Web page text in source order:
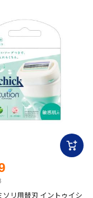
ソリ用替刃 イントゥイシ